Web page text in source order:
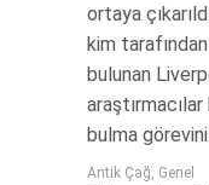
ortaya
kim
bulunan
bulma
Antik Çağ, Genel